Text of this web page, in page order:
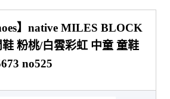
】native MILES BLOCK
粉桃/白雲彩虹 中童 童鞋
no525